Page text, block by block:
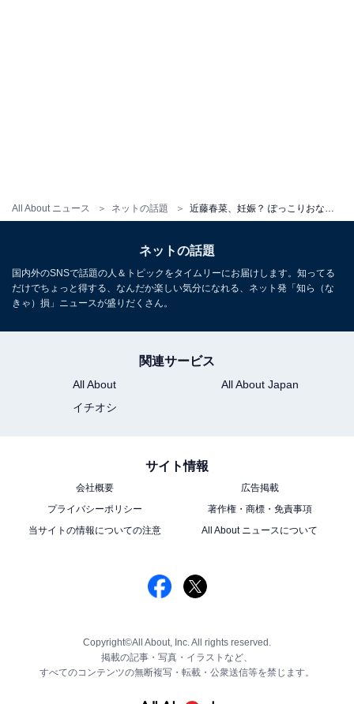
All About ニュース ネットの話題
ネットの話題
国内外のSNSで話題の人＆トピックをタイムリーにお届けします。知ってる
だけでちょっと得する、なんだか楽しい気分になれる、ネット発「知ら（な
きゃ）損」ニュースが盛りだくさん。
関連サービス
All About
All About Japan
イチオシ
サイト情報
会社概要
広告掲載
プライバシーポリシー
著作権・商標・免責事項
当サイトの情報についての注意
All About ニュースについて
Copyright©All About, Inc. All rights reserved.
掲載の記事・写真・イラストなど、
すべてのコンテンツの無断複写・転載・公衆送信等を禁じます。